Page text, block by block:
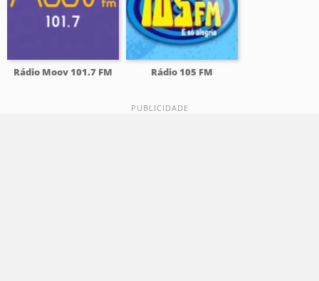
Rádio Moov 101.7 FM Rádio 105 FM